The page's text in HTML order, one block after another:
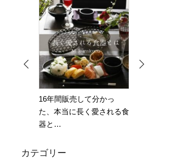
【2026年上半期】M苦楽園
人気ランキング｜みんな…
カテゴリー